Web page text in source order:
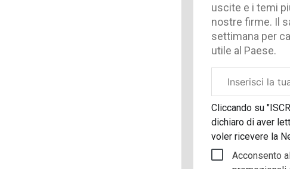
uscite e i temi
nostre firme. Il
settimana per
utile al Paese.
aziendale
Cliccando su
dichiaro di aver
voler ricevere la
Acconsento